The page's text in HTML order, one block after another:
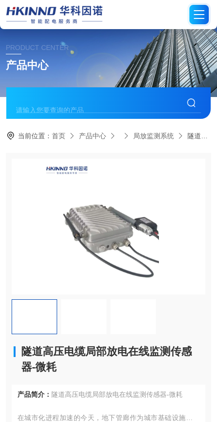
PRODUCT CENTER
产品中心
当前位置：首页 产品中心 局放监测系统 隧道高压电缆局部放电在线监测传感器-微耗
隧道高压电缆局部放电在线监测传感
器-微耗
产品简介： 隧道高压电缆局部放电在线监测传感器-微耗
在城市化进程加速的今天，地下管廊作为城市基础设施的重